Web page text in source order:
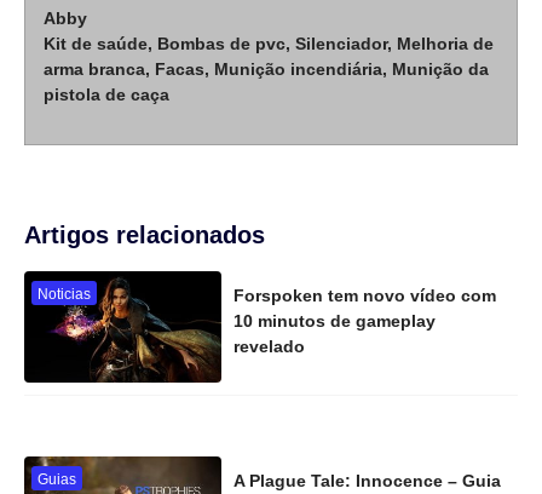
Abby
Kit de saúde, Bombas de pvc, Silenciador, Melhoria de
arma branca, Facas, Munição incendiária, Munição da
pistola de caça
Artigos relacionados
Noticias
Forspoken tem novo vídeo com
10 minutos de gameplay
revelado
Guias
A Plague Tale: Innocence – Guia